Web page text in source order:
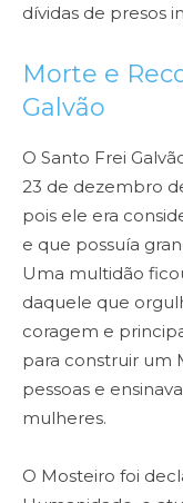
dívidas de presos
Morte e
Galvão
O Santo Frei
23 de dezembro
pois ele era
e que possuía
Uma multidão
daquele que
coragem e
para construir um
pessoas e
mulheres.
O Mosteiro foi